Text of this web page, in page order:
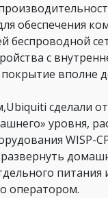
обеспечения
беспроводной
с
вполне
сделали
уровня,
WISP-
питания
оператором.